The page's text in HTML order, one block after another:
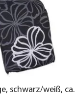
schwarz/weiß, ca.